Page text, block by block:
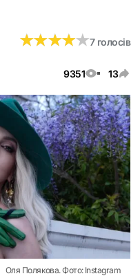
9351 13
★★★★★
★★★★★7 голосів
Оля Полякова. Фото: Instagram